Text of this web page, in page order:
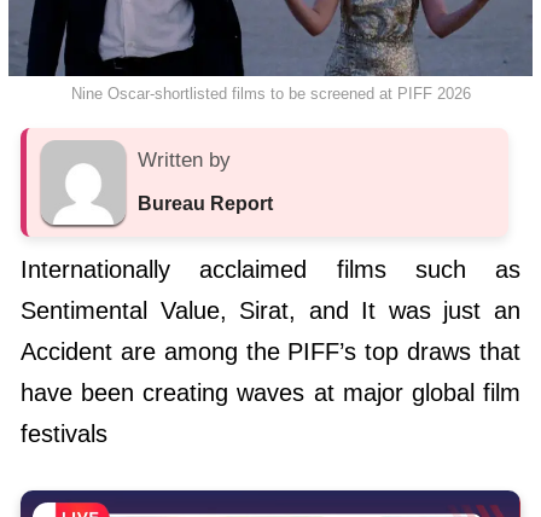
Nine Oscar-shortlisted films to be screened at PIFF 2026
Written by
Bureau Report
Internationally acclaimed films such as
Sentimental Value, Sirat, and It was just an
Accident are among the PIFF’s top draws that
have been creating waves at major global film
festivals